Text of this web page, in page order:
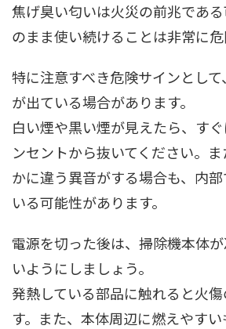
焦げ臭い匂いは火災の前兆であ
のまま使い続けることは非常に危
特に注意すべき危険サインとし
が出ている場合があります。
白い煙や黒い煙が見えたら、す
ンセントから抜いてください。
かに違う異音がする場合も、内
いる可能性があります。
電源を切った後は、掃除機本体
いようにしましょう。
発熱している部品に触れると火
す。また、本体周辺に燃えやす